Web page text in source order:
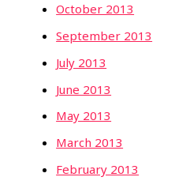
October 2013
September 2013
July 2013
June 2013
May 2013
March 2013
February 2013